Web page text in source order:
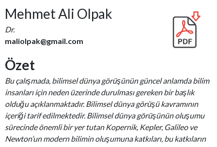
Mehmet Ali Olpak
Dr.
maliolpak@gmail.com
Özet
Bu çalışmada, bilimsel dünya görüşünün güncel anlamda bilim
insanları için neden üzerinde durulması gereken bir başlık
olduğu açıklanmaktadır. Bilimsel dünya görüşü kavramının
içeriği tarif edilmektedir. Bilimsel dünya görüşünün oluşumu
sürecinde önemli bir yer tutan Kopernik, Kepler, Galileo ve
Newton’un modern bilimin oluşumuna katkıları, bu katkıların